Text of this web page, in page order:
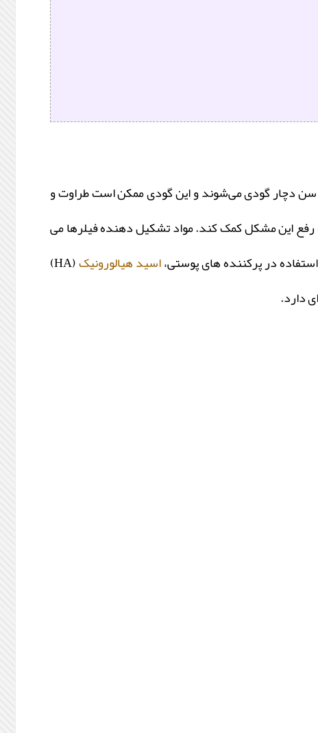
سن دچار گودی می‌شوند و این گودی ممکن است طراوت و
به رفع این مشکل کمک کند. مواد تشکیل دهنده فیلرها می
در پرکننده های پوستی،اسید هیالورونیک
(HA)